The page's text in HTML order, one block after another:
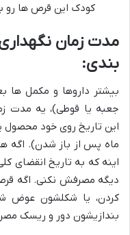
کودک این قرص ها رو
مدت زمان
بندی:
بیشتر داروها و مکمل ها
جعبه یا قوطی)، یه مدت
ماه پس از باز شدن). اگه
اینه که به تاریخ انقضای
دیگه مصرفش نکنی. اگه
کردن، یا شکلشون عوض
بندازیشون دور و ریسک